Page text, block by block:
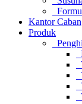
Kantor
Produk